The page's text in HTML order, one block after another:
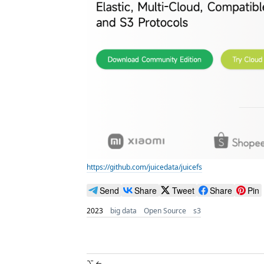
https://github.com/juicedata/juicefs
Send Share Tweet Share Pin
2023 big data Open Source s3